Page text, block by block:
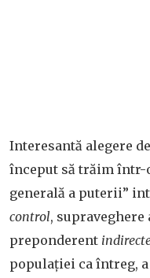
Interesantă alegere
început să trăim într-
generală a puterii”
control,
preponderent
populaţiei ca întreg,